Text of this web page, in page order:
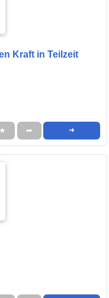
Kraft in Teilzeit
★ ➦ ➜